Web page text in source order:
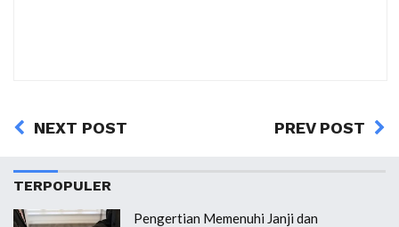
NEXT POST PREV POST
TERPOPULER
Pengertian Memenuhi Janji dan